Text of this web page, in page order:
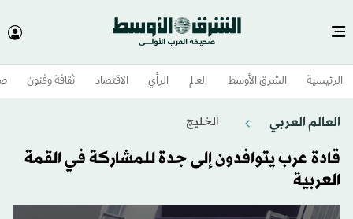
الرئيسية الشرق الأوسط​ العالم الرأي الاقتصاد ثقافة وفنون
العالم العربي الخليج
قادة عرب يتوافدون إلى جدة للمشاركة في القمة
العربية